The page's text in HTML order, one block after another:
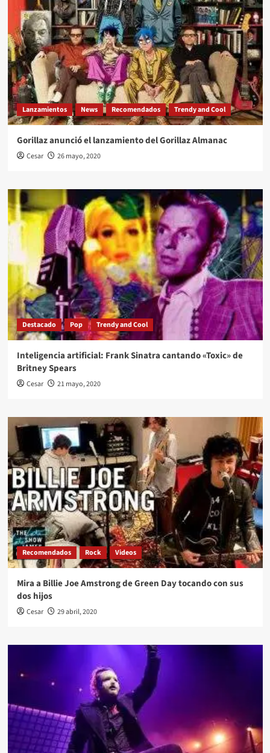
Lanzamientos News Recomendados Trendy and Cool
Gorillaz anunció el lanzamiento del Gorillaz Almanac
Cesar 26 mayo, 2020
Destacado Pop Trendy and Cool
Inteligencia artificial: Frank Sinatra cantando «Toxic» de
Britney Spears
Cesar 21 mayo, 2020
Recomendados Rock Videos
Mira a Billie Joe Amstrong de Green Day tocando con sus
dos hijos
Cesar 29 abril, 2020